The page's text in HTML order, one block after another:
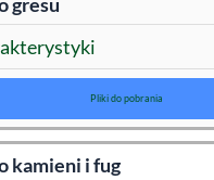
Pliki do pobrania
kamieni i fug